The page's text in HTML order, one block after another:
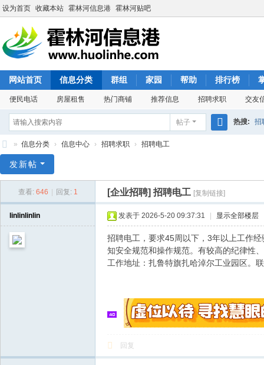
设为首页 收藏本站 霍林河信息港 霍林河贴吧
网站首页 信息分类 群组 家园 帮助 排行榜
便民电话 房屋租售 热门商铺 推荐信息 招聘求职 交友
帖子 热搜: 招
林
» 信息分类 › 信息中心 › 招聘求职 › 招聘电工
发新帖
查看: 646 回复: 1 [企业招聘] 招聘电工 [复制链接]
linlinlinlin 发表于 2026-5-20 09:37:31 显示全部楼层
招聘电工，要求45周以下，3年以上工作
知安全规范和操作规范。有较高的纪律性
工作地址：扎鲁特旗扎哈淖尔工业园区。
回复